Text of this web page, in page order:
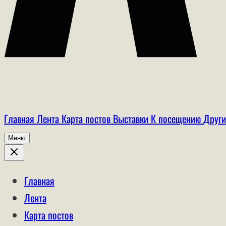
Главная Лента Карта постов Выставки К посещению
Меню
Главная
Лента
Карта постов